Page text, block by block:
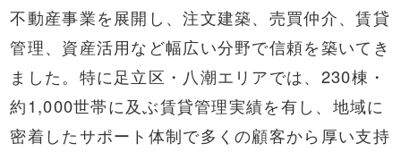
不動産事業を展開し、注文建築、売買仲介、賃貸
管理、資産活用など幅広い分野で信頼を築いてき
ました。特に足立区・八潮エリアでは、230棟・
約1,000世帯に及ぶ賃貸管理実績を有し、地域に
密着したサポート体制で多くの顧客から厚い支持